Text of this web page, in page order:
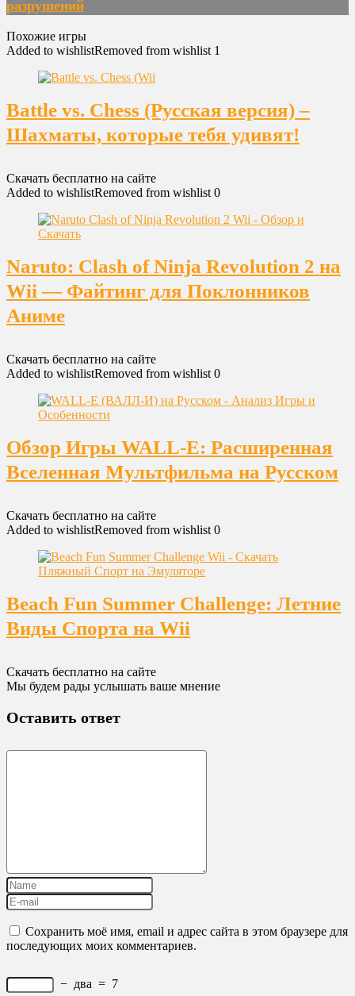
разрушений
Похожие игры
Added to wishlistRemoved from wishlist 1
Battle vs. Chess (Русская версия) –
Шахматы, которые тебя удивят!
Скачать бесплатно на сайте
Added to wishlistRemoved from wishlist 0
Naruto: Clash of Ninja Revolution 2 на
Wii — Файтинг для Поклонников
Аниме
Скачать бесплатно на сайте
Added to wishlistRemoved from wishlist 0
Обзор Игры WALL-E: Расширенная
Вселенная Мультфильма на Русском
Скачать бесплатно на сайте
Added to wishlistRemoved from wishlist 0
Beach Fun Summer Challenge: Летние
Виды Спорта на Wii
Скачать бесплатно на сайте
Мы будем рады услышать ваше мнение
Оставить ответ
Сохранить моё имя, email и адрес сайта в этом браузере для
последующих моих комментариев.
− два = 7